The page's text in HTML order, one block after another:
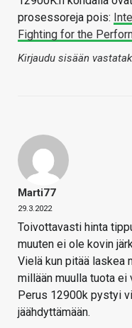
prosessoreja pois:
Fighting for the
Kirjaudu sisään
Marti77
29.3.2022
Toivottavasti hinta
muuten ei ole kovin
Vielä kun pitää laskea
millään muulla tuota ei
Perus 12900k pystyi
jäähdyttämään.